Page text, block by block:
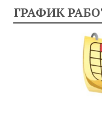
ГРАФИК